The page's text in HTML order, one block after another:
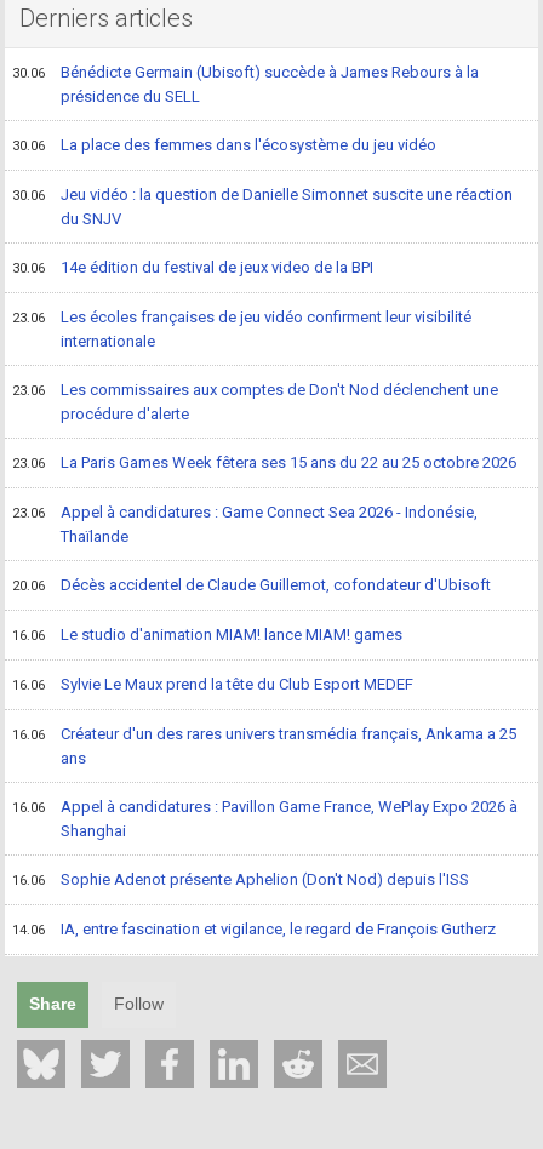
Derniers articles
30.06
Bénédicte Germain (Ubisoft) succède à James Rebours à la
présidence du SELL
30.06 La place des femmes dans l'écosystème du jeu vidéo
30.06
Jeu vidéo : la question de Danielle Simonnet suscite une réaction
du SNJV
30.06 14e édition du festival de jeux video de la BPI
23.06
Les écoles françaises de jeu vidéo confirment leur visibilité
internationale
23.06
Les commissaires aux comptes de Don't Nod déclenchent une
procédure d'alerte
23.06 La Paris Games Week fêtera ses 15 ans du 22 au 25 octobre 2026
23.06
Appel à candidatures : Game Connect Sea 2026 - Indonésie,
Thaïlande
20.06 Décès accidentel de Claude Guillemot, cofondateur d'Ubisoft
16.06 Le studio d'animation MIAM! lance MIAM! games
16.06 Sylvie Le Maux prend la tête du Club Esport MEDEF
16.06
Créateur d'un des rares univers transmédia français, Ankama a 25
ans
16.06
Appel à candidatures : Pavillon Game France, WePlay Expo 2026 à
Shanghai
16.06 Sophie Adenot présente Aphelion (Don't Nod) depuis l'ISS
14.06 IA, entre fascination et vigilance, le regard de François Gutherz
Share Follow